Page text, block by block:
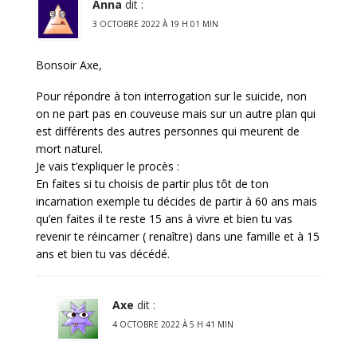
Anna dit :
3 OCTOBRE 2022 À 19 H 01 MIN
Bonsoir Axe,
Pour répondre à ton interrogation sur le suicide, non
on ne part pas en couveuse mais sur un autre plan qui
est différents des autres personnes qui meurent de
mort naturel.
Je vais t’expliquer le procès :
En faites si tu choisis de partir plus tôt de ton
incarnation exemple tu décides de partir à 60 ans mais
qu’en faites il te reste 15 ans à vivre et bien tu vas
revenir te réincarner ( renaître) dans une famille et à 15
ans et bien tu vas décédé.
Axe dit :
4 OCTOBRE 2022 À 5 H 41 MIN